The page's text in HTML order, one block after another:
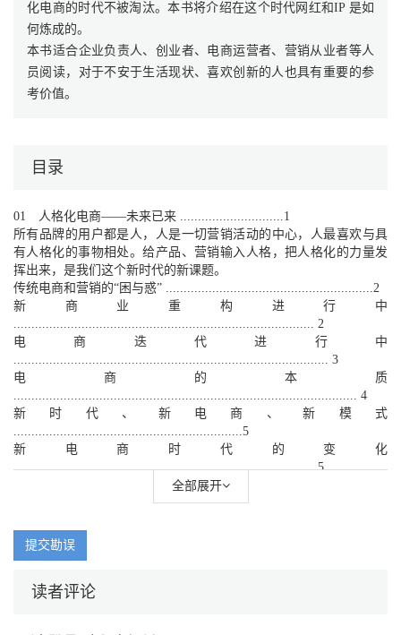
化电商的时代不被淘汰。本书将介绍在这个时代网红和IP 是如
何炼成的。
本书适合企业负责人、创业者、电商运营者、营销从业者等人
员阅读，对于不安于生活现状、喜欢创新的人也具有重要的参
考价值。
目录
01 人格化电商——未来已来 .............................1
所有品牌的用户都是人，人是一切营销活动的中心，人最喜欢与具
有人格化的事物相处。给产品、营销输入人格，把人格化的力量发
挥出来，是我们这个新时代的新课题。
传统电商和营销的“困与惑” ..........................................................2
新商业重构进行中
.................................................................................... 2
电商迭代进行中
........................................................................................ 3
电商的本质
................................................................................................ 4
新时代、新电商、新模式
................................................................5
新电商时代的变化
.................................................................................... 5
网红和IP 初露尖尖角：未来已来，只是尚未流行
................................................................. 12
网红与IP 的区别
全部展开
提交勘误
读者评论